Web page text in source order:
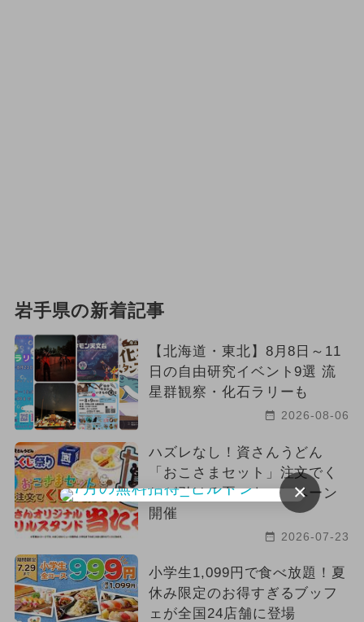
岩手県の新着記事
【北海道・東北】8月8日～11
日の自由研究イベント9選 流
星群観察・化石ラリーも
2026-08-06
ハズレなし！資さんうどん
「おこさまセット」注文でく
じが引ける夏のキャンペーン
開催
2026-07-23
小学生1,099円で食べ放題！夏
休み限定のお得すぎるブッフ
ェが全国24店舗に登場
×